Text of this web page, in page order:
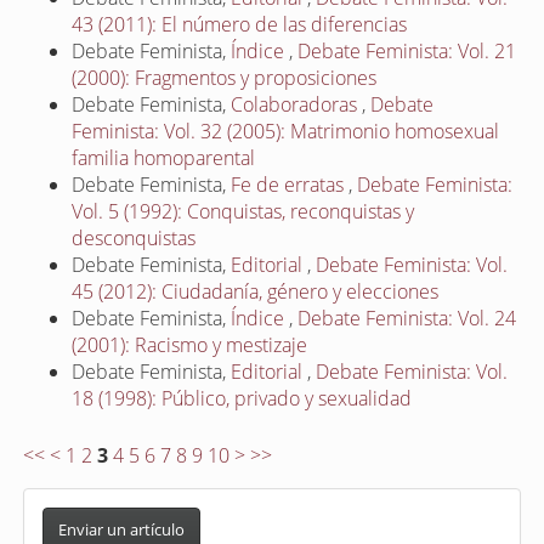
43 (2011): El número de las diferencias
Debate Feminista, Índice , Debate Feminista: Vol. 21
(2000): Fragmentos y proposiciones
Debate Feminista, Colaboradoras , Debate
Feminista: Vol. 32 (2005): Matrimonio homosexual
familia homoparental
Debate Feminista, Fe de erratas , Debate Feminista:
Vol. 5 (1992): Conquistas, reconquistas y
desconquistas
Debate Feminista, Editorial , Debate Feminista: Vol.
45 (2012): Ciudadanía, género y elecciones
Debate Feminista, Índice , Debate Feminista: Vol. 24
(2001): Racismo y mestizaje
Debate Feminista, Editorial , Debate Feminista: Vol.
18 (1998): Público, privado y sexualidad
<< < 1 2 3 4 5 6 7 8 9 10 > >>
E
Enviar un artículo